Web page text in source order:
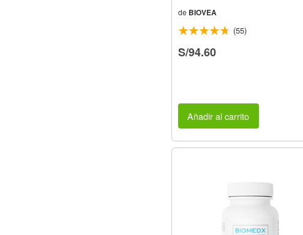
de BIOVEA
(55)
S/94.60
Añadir al carrito